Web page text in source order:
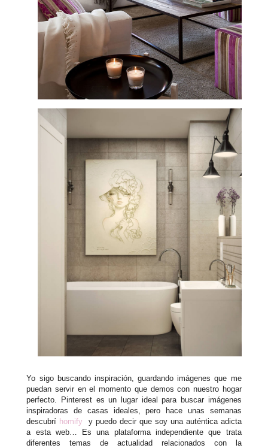
Yo sigo buscando inspiración, guardando imágenes que me
puedan servir en el momento que demos con nuestro hogar
perfecto. Pinterest es un lugar ideal para buscar imágenes
inspiradoras de casas ideales, pero hace unas semanas
descubrí homify
y puedo decir que soy una auténtica adicta
a esta web… Es una plataforma independiente que trata
diferentes temas de actualidad relacionados con la